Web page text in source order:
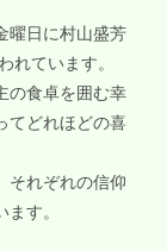
曜日に村山盛芳
れています。
の食卓を囲む幸
てどれほどの喜
それぞれの信仰
す。